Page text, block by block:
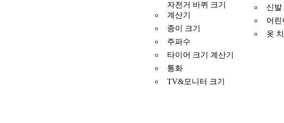
자전거 바퀴 크기
계산기
종이 크기
주파수
타이어 크기 계산기
통화
TV&모니터 크기
신발
어린
옷